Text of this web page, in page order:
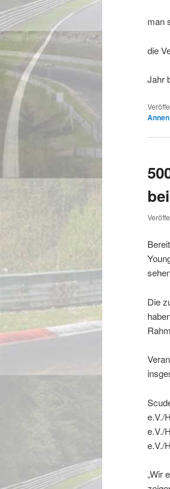
man
die
Jahr
Annen
Die
e.V./
e.V./
e.V./
„Wir